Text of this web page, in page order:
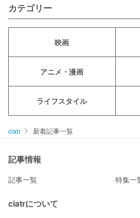
カテゴリー
映画
アニメ・漫画
ライフスタイル
ciatr 新着記事一覧
記事情報
記事一覧 特集一
ciatrについて